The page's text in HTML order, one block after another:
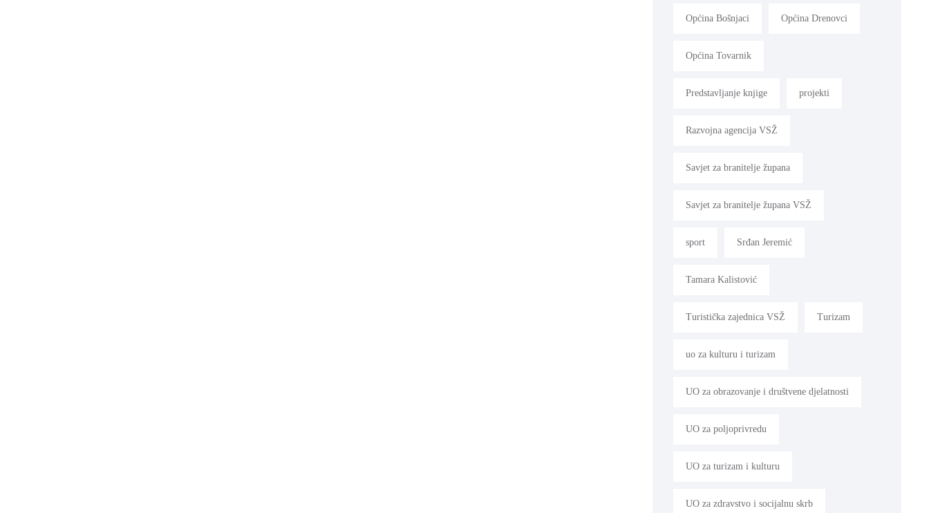
Općina Bošnjaci Općina Drenovci
Općina Tovarnik
Predstavljanje knjige projekti
Razvojna agencija VSŽ
Savjet za branitelje župana
Savjet za branitelje župana VSŽ
sport Srđan Jeremić
Tamara Kalistović
Turistička zajednica VSŽ Turizam
uo za kulturu i turizam
UO za obrazovanje i društvene djelatnosti
UO za poljoprivredu
UO za turizam i kulturu
UO za zdravstvo i socijalnu skrb